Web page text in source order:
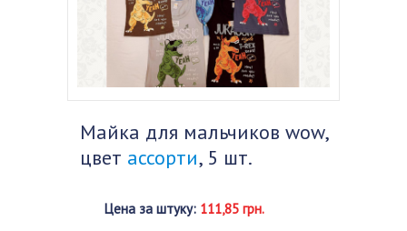
Майка для мальчиков wow,
цвет ассорти, 5 шт.
Цена за штуку: 111,85 грн.